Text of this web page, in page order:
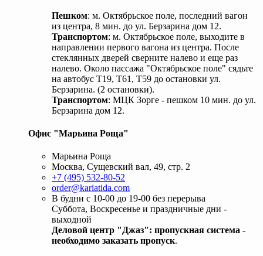
Пешком: м. Октябрьское поле, последний вагон
из центра, 8 мин. до ул. Берзарина дом 12.
Транспортом: м. Октябрьское поле, выходите в
направлении первого вагона из центра. После
стеклянных дверей сверните налево и еще раз
налево. Около пассажа "Октябрьское поле" сядьте
на автобус Т19, Т61, Т59 до остановки ул.
Берзарина. (2 остановки).
Транспортом: МЦК Зорге - пешком 10 мин. до ул.
Берзарина дом 12.
Офис "Марьина Роща"
Марьина Роща
Москва, Сущевский вал, 49, стр. 2
+7 (495) 532-80-52
order@kariatida.com
В будни с 10-00 до 19-00 без перерыва
Суббота, Воскресенье и праздничные дни -
выходной
Деловой центр "Джаз": пропускная система -
необходимо заказать пропуск.